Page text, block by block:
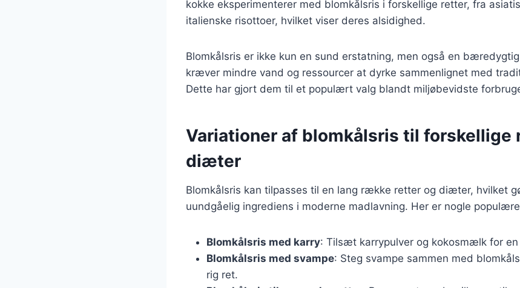
kokke eksperimenterer med blomkålsris i forskellige retter, fra
italienske risottoer, hvilket viser deres alsidighed.
Blomkålsris er ikke kun en sund erstatning, men også en
kræver mindre vand og ressourcer at dyrke sammenlignet med
Dette har gjort dem til et populært valg blandt miljøbevidste
Variationer af blomkålsris til forskellige
diæter
Blomkålsris kan tilpasses til en lang række retter og diæter, hvilket
uundgåelig ingrediens i moderne madlavning. Her er nogle
Blomkålsris med karry: Tilsæt karrypulver og kokosmælk for en
Blomkålsris med svampe: Steg svampe sammen med
rig ret.